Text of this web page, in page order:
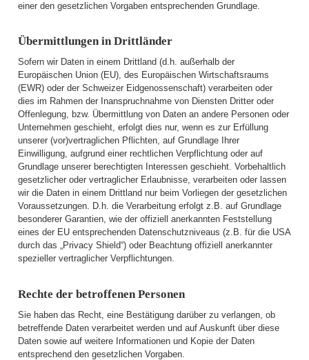
einer den gesetzlichen Vorgaben entsprechenden Grundlage.
Übermittlungen in Drittländer
Sofern wir Daten in einem Drittland (d.h. außerhalb der
Europäischen Union (EU), des Europäischen Wirtschaftsraums
(EWR) oder der Schweizer Eidgenossenschaft) verarbeiten oder
dies im Rahmen der Inanspruchnahme von Diensten Dritter oder
Offenlegung, bzw. Übermittlung von Daten an andere Personen oder
Unternehmen geschieht, erfolgt dies nur, wenn es zur Erfüllung
unserer (vor)vertraglichen Pflichten, auf Grundlage Ihrer
Einwilligung, aufgrund einer rechtlichen Verpflichtung oder auf
Grundlage unserer berechtigten Interessen geschieht. Vorbehaltlich
gesetzlicher oder vertraglicher Erlaubnisse, verarbeiten oder lassen
wir die Daten in einem Drittland nur beim Vorliegen der gesetzlichen
Voraussetzungen. D.h. die Verarbeitung erfolgt z.B. auf Grundlage
besonderer Garantien, wie der offiziell anerkannten Feststellung
eines der EU entsprechenden Datenschutzniveaus (z.B. für die USA
durch das „Privacy Shield“) oder Beachtung offiziell anerkannter
spezieller vertraglicher Verpflichtungen.
Rechte der betroffenen Personen
Sie haben das Recht, eine Bestätigung darüber zu verlangen, ob
betreffende Daten verarbeitet werden und auf Auskunft über diese
Daten sowie auf weitere Informationen und Kopie der Daten
entsprechend den gesetzlichen Vorgaben.